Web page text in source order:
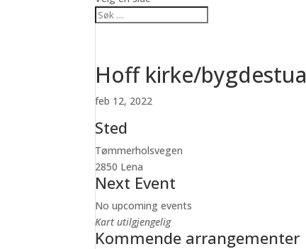
Hoff kirke/bygdestua
feb 12, 2022
Sted
Tømmerholsvegen
2850 Lena
Next Event
No upcoming events
Kart utilgjengelig
Kommende arrangementer